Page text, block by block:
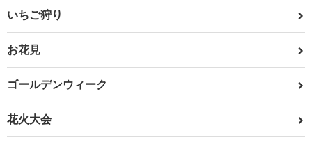
いちご狩り
お花見
ゴールデンウィーク
花火大会